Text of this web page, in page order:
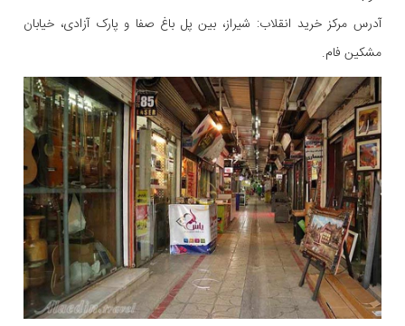
آدرس مرکز خرید انقلاب: شیراز، بین پل باغ صفا و پارک آزادی، خیابان
مشکین فام.